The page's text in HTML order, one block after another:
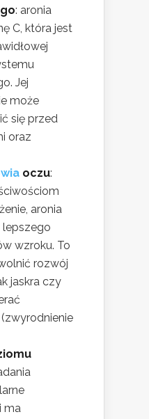
: aronia
C, która jest
Jej
może
się przed
oraz
oczu:
aronia
lepszego
wzroku. To
rozwój
jaskra czy
ma